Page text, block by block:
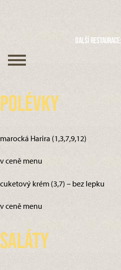
Další restaurace
Polévky
marocká Harira (1,3,7,9,12)
v ceně menu
cuketový krém (3,7) – bez lepku
v ceně menu
Saláty